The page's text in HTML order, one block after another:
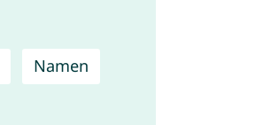
Namen